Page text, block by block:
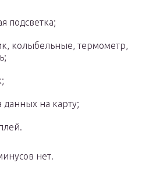
подсветка;
колыбельные, термометр,
данных на карту;
нет.